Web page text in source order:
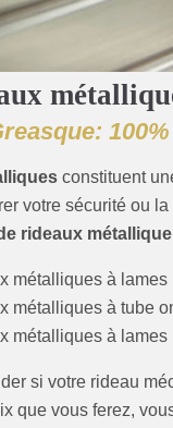
constituent
votre sécurité ou
rideaux métallique
métalliques à lames
métalliques à tube
métalliques à lames
si votre rideau
que vous ferez,